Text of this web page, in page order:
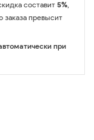
составит 5%,
заказа превысит
при